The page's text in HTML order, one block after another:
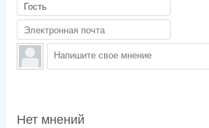
Нет мнений